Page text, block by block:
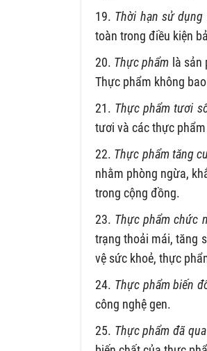
19. Thời hạn sử
toàn trong điều kiện
20. Thực phẩm là
Thực phẩm không
21. Thực phẩm tươi
tươi và các thực
22. Thực phẩm tăng
nhằm phòng ngừa,
trong cộng đồng.
23. Thực phẩm chức
trạng thoải mái, tăng
vệ sức khoẻ, thực
24. Thực phẩm biến
công nghệ gen.
25. Thực phẩm đã